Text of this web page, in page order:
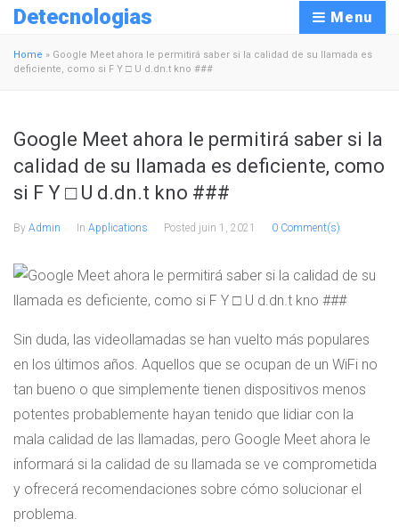
Detecnologias Menu
Home » Google Meet ahora le permitirá saber si la calidad de su llamada es
deficiente, como si F Y □ U d.dn.t kno ###
Google Meet ahora le permitirá saber si la
calidad de su llamada es deficiente, como
si F Y □ U d.dn.t kno ###
By Admin In Applications Posted juin 1, 2021 0 Comment(s)
Sin duda, las videollamadas se han vuelto más populares
en los últimos años. Aquellos que se ocupan de un WiFi no
tan bueno o que simplemente tienen dispositivos menos
potentes probablemente hayan tenido que lidiar con la
mala calidad de las llamadas, pero Google Meet ahora le
informará si la calidad de su llamada se ve comprometida
y ofrecerá recomendaciones sobre cómo solucionar el
problema.